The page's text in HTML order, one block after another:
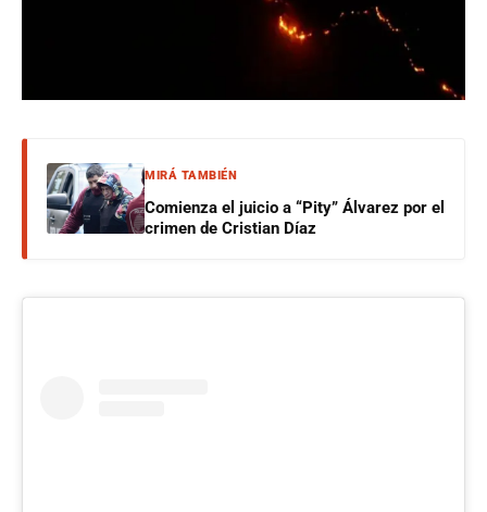
MIRÁ TAMBIÉN
Comienza el juicio a “Pity” Álvarez por el
crimen de Cristian Díaz